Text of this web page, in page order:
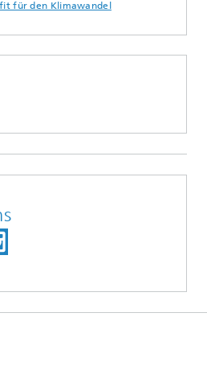
für den Klimawandel